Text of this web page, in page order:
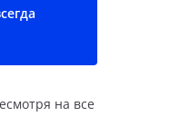
на все